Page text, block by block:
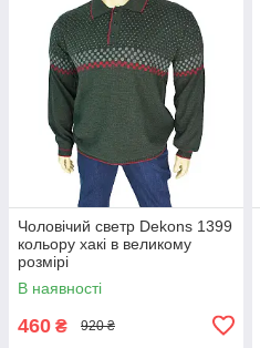
Чоловічий светр Dekons 1399
кольору хакі в великому
розмірі
В наявності
460 ₴ 920 ₴